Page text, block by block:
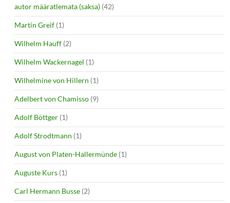
autor määratlemata (saksa) (42)
Martin Greif (1)
Wilhelm Hauff (2)
Wilhelm Wackernagel (1)
Wilhelmine von Hillern (1)
Adelbert von Chamisso (9)
Adolf Böttger (1)
Adolf Strodtmann (1)
August von Platen-Hallermünde (1)
Auguste Kurs (1)
Carl Hermann Busse (2)